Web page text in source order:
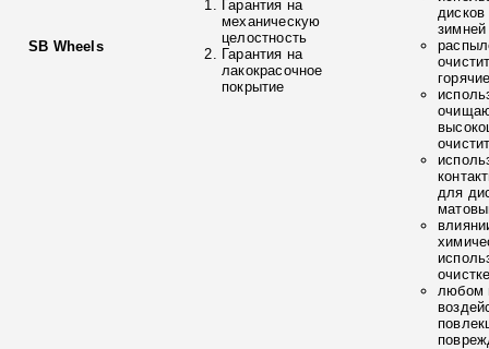
SB Wheels
Гарантия на
механическую
целостность
Гарантия на
лакокрасочное
покрытие
зимней
для
любом